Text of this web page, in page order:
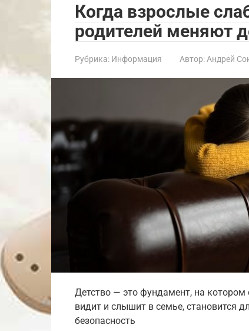
Когда взрослые
родителей меняют
Рубрика: Информация Автор: Андрей
Детство — это фундамент, на
видит и слышит в семье, становится
безопасность